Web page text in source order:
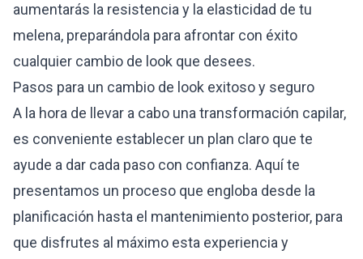
aumentarás la resistencia y la elasticidad de tu
melena, preparándola para afrontar con éxito
cualquier cambio de look que desees.
Pasos para un cambio de look exitoso y seguro
A la hora de llevar a cabo una transformación capilar,
es conveniente establecer un plan claro que te
ayude a dar cada paso con confianza. Aquí te
presentamos un proceso que engloba desde la
planificación hasta el mantenimiento posterior, para
que disfrutes al máximo esta experiencia y